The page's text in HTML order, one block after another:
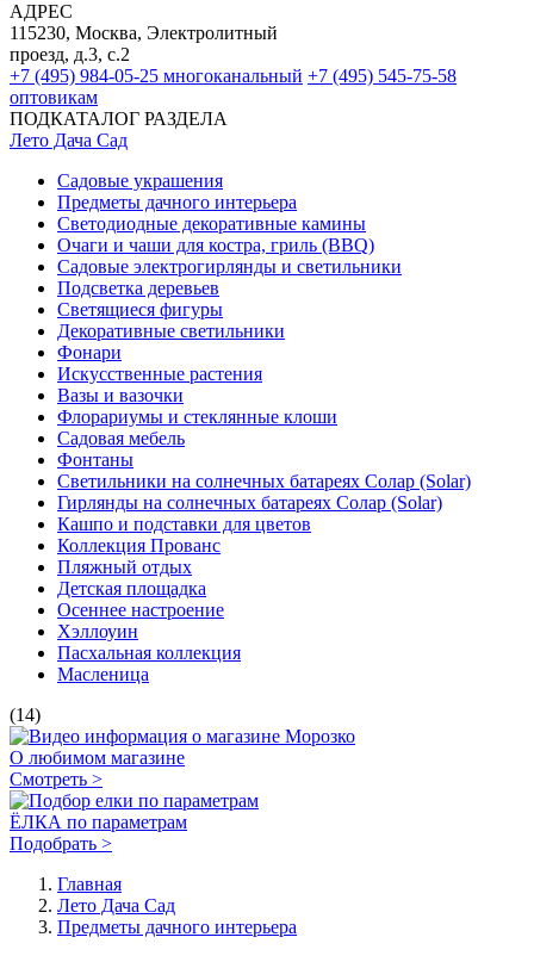
АДРЕС
115230, Москва, Электролитный
проезд, д.3, с.2
+7 (495) 984-05-25 многоканальный +7 (495) 545-75-58
оптовикам
ПОДКАТАЛОГ РАЗДЕЛА
Лето Дача Сад
Садовые украшения
Предметы дачного интерьера
Светодиодные декоративные камины
Очаги и чаши для костра, гриль (BBQ)
Садовые электрогирлянды и светильники
Подсветка деревьев
Светящиеся фигуры
Декоративные светильники
Фонари
Искусственные растения
Вазы и вазочки
Флорариумы и стеклянные клоши
Садовая мебель
Фонтаны
Светильники на солнечных батареях Солар (Solar)
Гирлянды на солнечных батареях Солар (Solar)
Кашпо и подставки для цветов
Коллекция Прованс
Пляжный отдых
Детская площадка
Осеннее настроение
Хэллоуин
Пасхальная коллекция
Масленица
(14)
О любимом магазине
Смотреть >
ЁЛКА по параметрам
Подобрать >
Главная
Лето Дача Сад
Предметы дачного интерьера